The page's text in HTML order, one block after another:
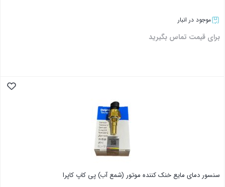
موجود در انبار
برای قیمت تماس بگیرید
سنسور دمای مایع خنک کننده موتور (شمع آب) پی کاپ کاپرا